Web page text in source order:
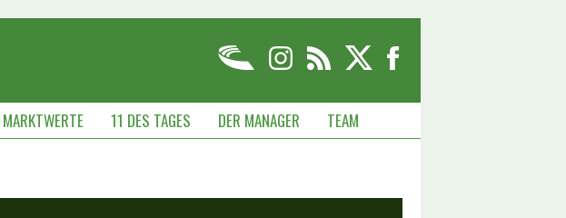
MARKTWERTE 11 DES TAGES DER MANAGER TEAM